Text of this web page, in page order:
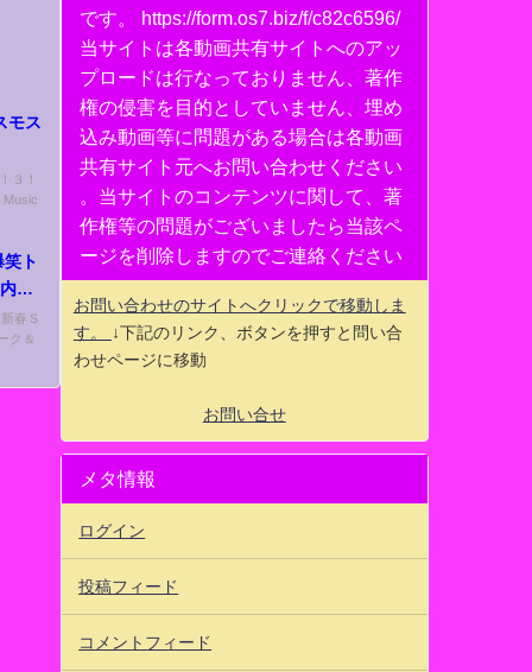
モス
３！
ト
容
春Ｓ
ク＆
です。 https://form.os7.biz/f/c82c6596/
当サイトは各動画共有サイトへのアッ
プロードは行なっておりません、著作
権の侵害を目的としていません、埋め
込み動画等に問題がある場合は各動画
共有サイト元へお問い合わせください
。当サイトのコンテンツに関して、著
作権等の問題がございましたら当該ペ
ージを削除しますのでご連絡ください
お問い合わせのサイトへクリックで移動しま
す。
↓下記のリンク、ボタンを押すと問い合
わせページに移動
お問い合せ
メタ情報
ログイン
投稿フィード
コメントフィード